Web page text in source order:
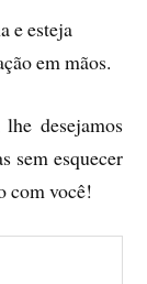
e esteja
em mãos.
desejamos
sem esquecer
com você!